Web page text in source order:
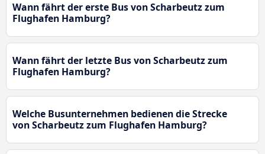
Wann fährt der erste Bus von Scharbeutz zum
Flughafen Hamburg?
Wann fährt der letzte Bus von Scharbeutz zum
Flughafen Hamburg?
Welche Busunternehmen bedienen die Strecke
von Scharbeutz zum Flughafen Hamburg?